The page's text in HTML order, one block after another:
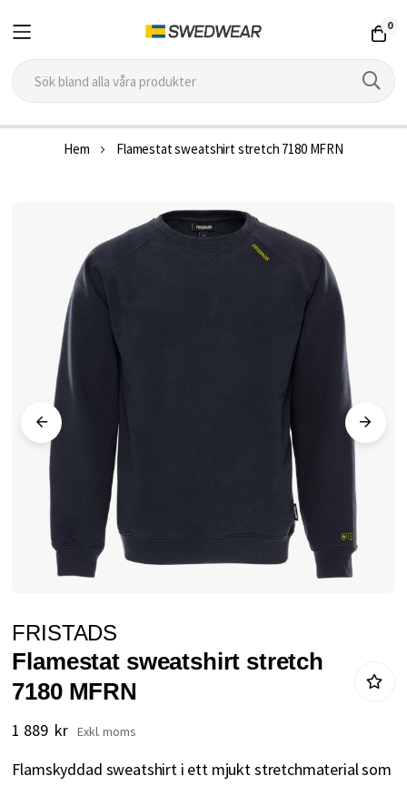
0
Hem Flamestat sweatshirt stretch 7180 MFRN
bildgalleriet
till
början
av
bildgalleriet
FRISTADS
Flamestat sweatshirt stretch
7180 MFRN
1 889 kr
Flamskyddad sweatshirt i ett mjukt stretchmaterial som